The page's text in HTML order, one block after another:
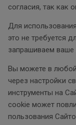
согласия, так как
Для
это не требуется
запрашиваем ваше
Вы можете в
через настройки
инструменты на
cookie может
пользования